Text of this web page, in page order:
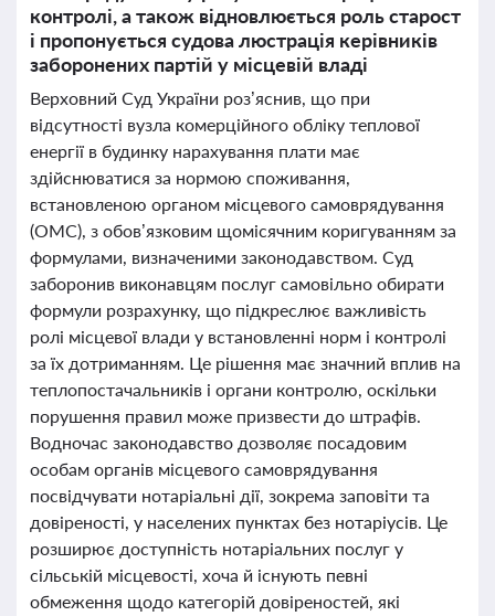
контролі, а також відновлюється роль старост
і пропонується судова люстрація керівників
заборонених партій у місцевій владі
Верховний Суд України роз’яснив, що при
відсутності вузла комерційного обліку теплової
енергії в будинку нарахування плати має
здійснюватися за нормою споживання,
встановленою органом місцевого самоврядування
(ОМС), з обов’язковим щомісячним коригуванням за
формулами, визначеними законодавством. Суд
заборонив виконавцям послуг самовільно обирати
формули розрахунку, що підкреслює важливість
ролі місцевої влади у встановленні норм і контролі
за їх дотриманням. Це рішення має значний вплив на
теплопостачальників і органи контролю, оскільки
порушення правил може призвести до штрафів.
Водночас законодавство дозволяє посадовим
особам органів місцевого самоврядування
посвідчувати нотаріальні дії, зокрема заповіти та
довіреності, у населених пунктах без нотаріусів. Це
розширює доступність нотаріальних послуг у
сільській місцевості, хоча й існують певні
обмеження щодо категорій довіреностей, які